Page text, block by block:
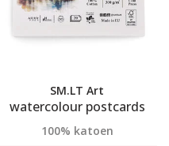
SM.LT Art
watercolour postcards
100% katoen